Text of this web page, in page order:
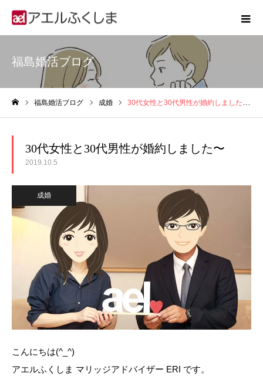
福島婚活ブログ
福島婚活ブログ 成婚 30代女性と30代男性が婚約しました〜
30代女性と30代男性が婚約しました〜
2019.10.5
成婚
こんにちは(^_^)
アエルふくしま マリッジアドバイザー ERI です。